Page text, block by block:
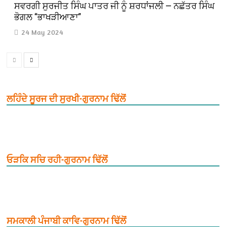
ਸਵਰਗੀ ਸੁਰਜੀਤ ਸਿੰਘ ਪਾਤਰ ਜੀ ਨੂੰ ਸ਼ਰਧਾਂਜਲੀ — ਨਛੱਤਰ ਸਿੰਘ
ਭੋਗਲ “ਭਾਖੜੀਆਣਾ”
24 May 2024
ਲਹਿੰਦੇ ਸੂਰਜ ਦੀ ਸੁਰਖੀ-ਗੁਰਨਾਮ ਢਿੱਲੋਂ
ਓੜਕਿ ਸਚਿ ਰਹੀ-ਗੁਰਨਾਮ ਢਿੱਲੋਂ
ਸਮਕਾਲੀ ਪੰਜਾਬੀ ਕਾਵਿ-ਗੁਰਨਾਮ ਢਿੱਲੋਂ